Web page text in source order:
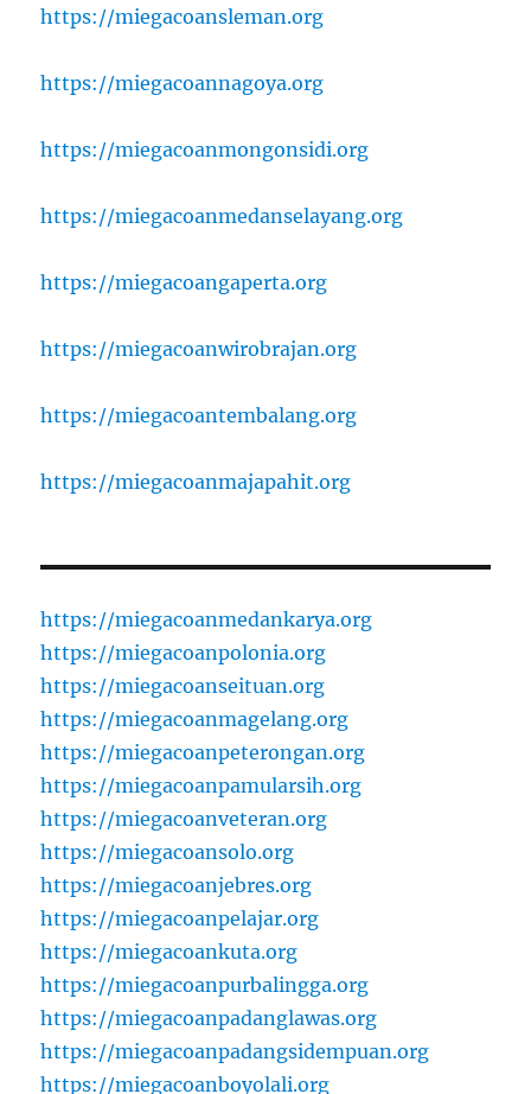
https://miegacoansleman.org
https://miegacoannagoya.org
https://miegacoanmongonsidi.org
https://miegacoanmedanselayang.org
https://miegacoangaperta.org
https://miegacoanwirobrajan.org
https://miegacoantembalang.org
https://miegacoanmajapahit.org
https://miegacoanmedankarya.org
https://miegacoanpolonia.org
https://miegacoanseituan.org
https://miegacoanmagelang.org
https://miegacoanpeterongan.org
https://miegacoanpamularsih.org
https://miegacoanveteran.org
https://miegacoansolo.org
https://miegacoanjebres.org
https://miegacoanpelajar.org
https://miegacoankuta.org
https://miegacoanpurbalingga.org
https://miegacoanpadanglawas.org
https://miegacoanpadangsidempuan.org
https://miegacoanboyolali.org